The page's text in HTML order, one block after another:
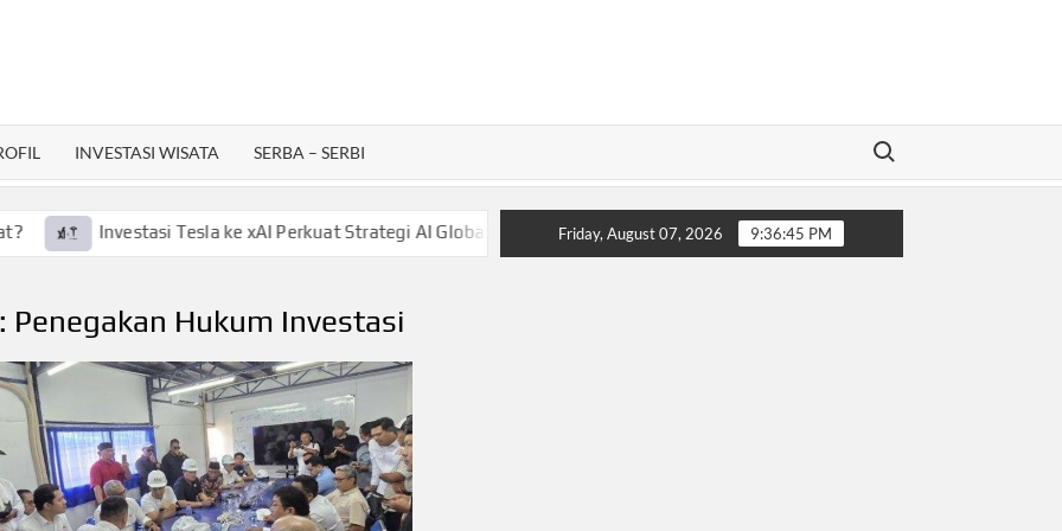
INVESTASI WISATA SERBA – SERBI
Search for:
Investasi Tesla ke xAI Perkuat Strategi AI Global, Gini Laporannya! Sip! Buronan Investasi Bodong asal Bungo
Friday, August 07, 2026 9:36:46 PM
Penegakan Hukum Investasi